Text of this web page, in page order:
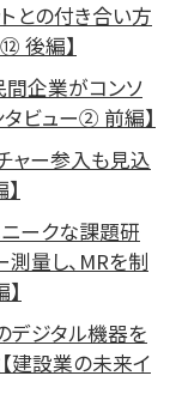
との付き合い方
後編】
企業がコンソ
ビュー② 前編】
ャー参入も見込
ークな課題研
測量し、MRを制
デジタル機器を
建設業の未来イ